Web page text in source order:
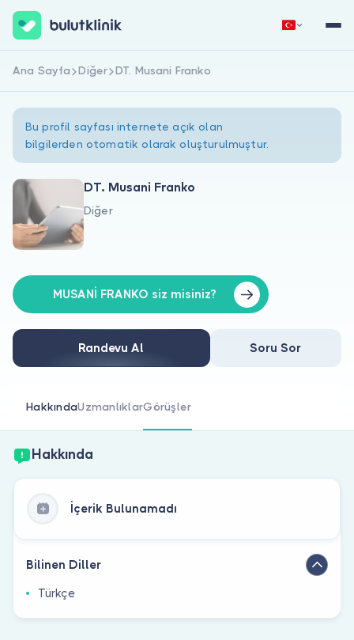
Hakkımızda
Doktorlar için
Doktor musunuz?
Hemen Kaydol
Ana Sayfa Diğer DT. Musani Franko
Bu profil sayfası internete açık olan
bilgilerden otomatik olarak oluşturulmuştur.
DT. Musani Franko
Diğer
MUSANİ FRANKO siz misiniz?
Randevu Al Soru Sor
HakkındaUzmanlıklarGörüşler
Hakkında
İçerik Bulunamadı
Bilinen Diller
Türkçe